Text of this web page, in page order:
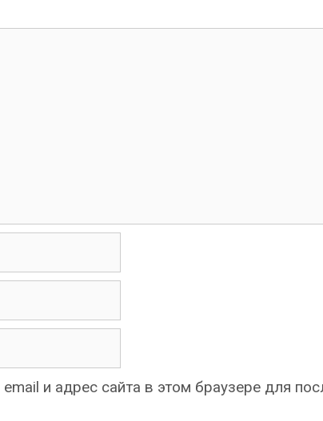
и адрес сайта в этом браузере для